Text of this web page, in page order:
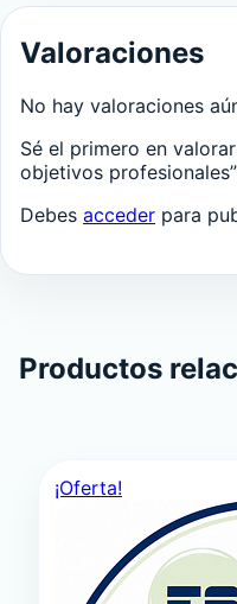
Valoraciones
No hay valoraciones
Sé el primero en
objetivos profesionales”
Debes acceder para
Productos
¡Oferta!